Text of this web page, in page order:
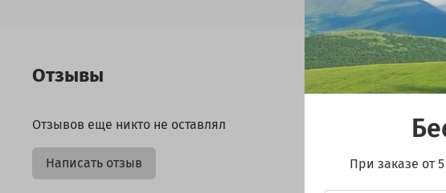
Отзывы
Отзывов еще никто не оставлял
Написать отзыв При заказе от